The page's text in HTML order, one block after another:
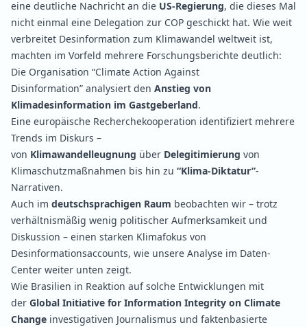
eine deutliche Nachricht an die US-Regierung, die dieses Mal
nicht einmal eine Delegation zur COP geschickt hat. Wie weit
verbreitet Desinformation zum Klimawandel weltweit ist,
machten im Vorfeld mehrere Forschungsberichte deutlich:
Die Organisation “Climate Action Against
Disinformation” analysiert den Anstieg von
Klimadesinformation im Gastgeberland.
Eine europäische Recherchekooperation identifiziert mehrere
Trends im Diskurs –
von Klimawandelleugnung über Delegitimierung von
Klimaschutzmaßnahmen bis hin zu “Klima-Diktatur”-
Narrativen.
Auch im deutschsprachigen Raum beobachten wir – trotz
verhältnismäßig wenig politischer Aufmerksamkeit und
Diskussion – einen starken Klimafokus von
Desinformationsaccounts, wie unsere Analyse im Daten-
Center weiter unten zeigt.
Wie Brasilien in Reaktion auf solche Entwicklungen mit
der Global Initiative for Information Integrity on Climate
Change investigativen Journalismus und faktenbasierte